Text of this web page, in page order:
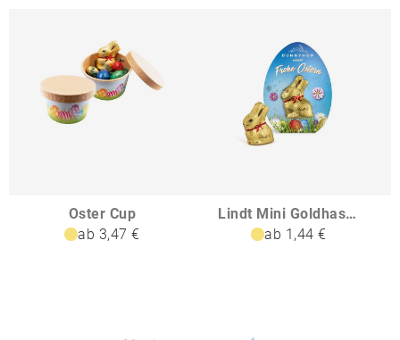
Oster Cup
ab 3,47 €
Lindt Mini Goldhase in Osterei-Werbekartonage
ab 1,44 €